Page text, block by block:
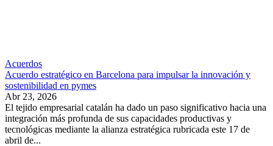
Acuerdos
Acuerdo estratégico en Barcelona para impulsar la innovación y
sostenibilidad en pymes
Abr 23, 2026
El tejido empresarial catalán ha dado un paso significativo hacia una
integración más profunda de sus capacidades productivas y
tecnológicas mediante la alianza estratégica rubricada este 17 de
abril de...